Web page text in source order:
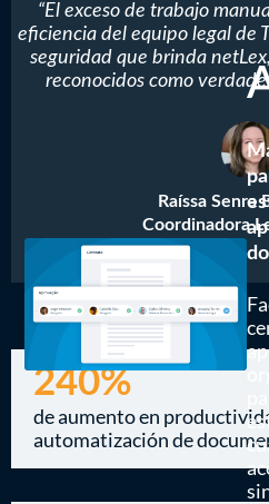
“El exceso de trabajo
eficiencia del equipo legal de
seguridad que brinda
reconocidos como
Raíssa Senra
Coordinadora
240%
de aumento en
automatización de